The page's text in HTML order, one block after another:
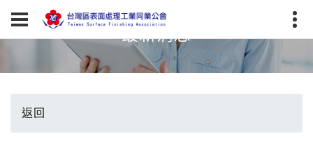
最新消息
返回